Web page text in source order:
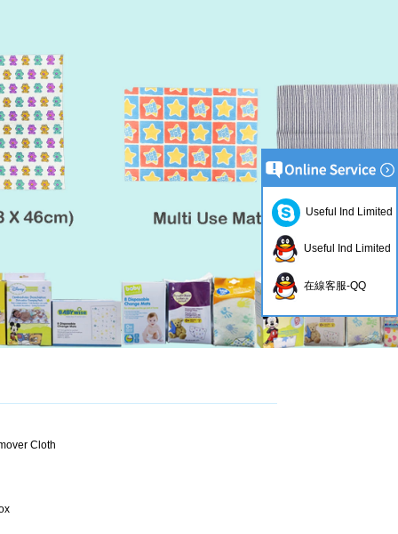
Cloth
Useful Ind Limited
Useful Ind Limited
在線客服-QQ